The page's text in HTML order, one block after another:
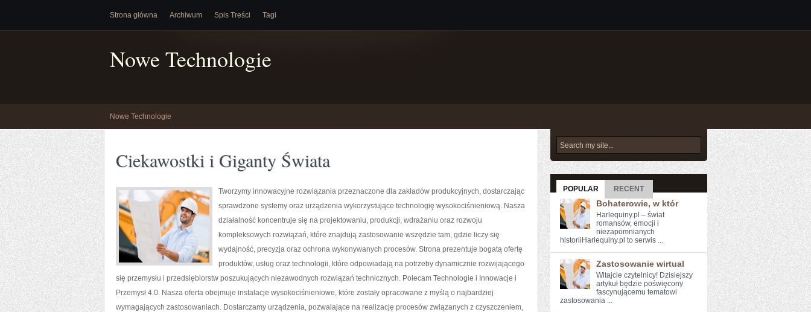
Strona główna Archiwum Spis Treści Tagi
Nowe Technologie
Nowe Technologie
Ciekawostki i Giganty Świata
Tworzymy innowacyjne rozwiązania przeznaczone dla zakładów produkcyjnych, dostarczając
sprawdzone systemy oraz urządzenia wykorzystujące technologię wysokociśnieniową. Nasza
działalność koncentruje się na projektowaniu, produkcji, wdrażaniu oraz rozwoju
kompleksowych rozwiązań, które znajdują zastosowanie wszędzie tam, gdzie liczy się
wydajność, precyzja oraz ochrona wykonywanych procesów. Strona prezentuje bogatą ofertę
produktów, usług oraz technologii, które odpowiadają na potrzeby dynamicznie rozwijającego
się przemysłu i przedsiębiorstw poszukujących niezawodnych rozwiązań technicznych. Polecam Technologie i Innowacje i
Przemysł 4.0. Nasza oferta obejmuje instalacje wysokociśnieniowe, które zostały opracowane z myślą o najbardziej
wymagających zastosowaniach. Dostarczamy urządzenia, pozwalające na realizację procesów związanych z czyszczeniem,
POPULAR RECENT
Bohaterowie, w któr
Harlequiny.pl – świat
romansów, emocji i
niezapomnianych
historiiHarlequiny.pl to serwis ...
Zastosowanie wirtual
Witajcie czytelnicy! Dzisiejszy
artykuł będzie ⁢poświęcony
fascynującemu⁢ tematowi
⁣zastosowania ...